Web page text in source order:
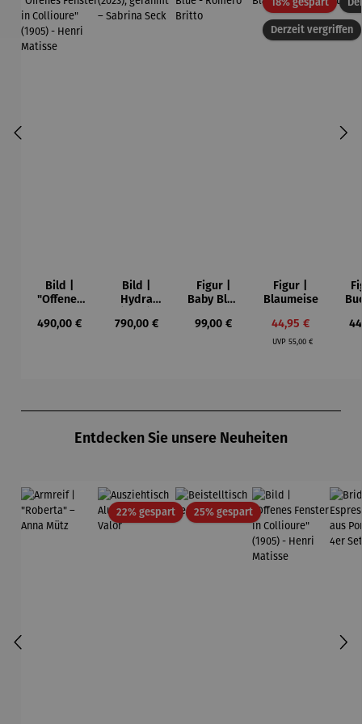
Bild |
"Offenes
Collioure"
Regulärer Preis:
490,00 €
Bild |
Hydra
gerahmt –
Regulärer Preis:
790,00 €
Figur |
Baby Blue
Britto
Regulärer Preis:
99,00 €
Derzeit vergriffen
Figur |
Blaumeise
Verkaufspreis:
44,95 €
UVP Regulärer Preis:
55,00 €
Entdecken Sie unsere Neuheiten
22% gespartRabatt25% gespartRabatt